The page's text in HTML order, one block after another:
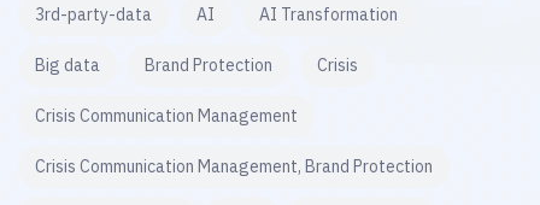
3rd-party-data AI AI Transformation
Big data Brand Protection Crisis
Crisis Communication Management
Crisis Communication Management, Brand Protection